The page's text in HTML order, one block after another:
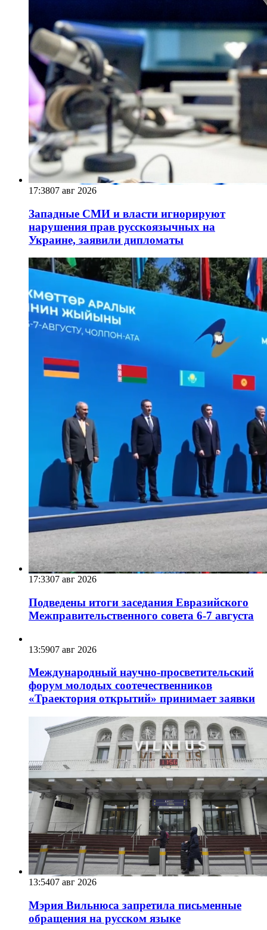
17:3807 авг 2026
Западные СМИ и власти игнорируют
нарушения прав русскоязычных на
Украине, заявили дипломаты
17:3307 авг 2026
Подведены итоги заседания Евразийского
Межправительственного совета 6-7 августа
13:5907 авг 2026
Международный научно-просветительский
форум молодых соотечественников
«Траектория открытий» принимает заявки
13:5407 авг 2026
Мэрия Вильнюса запретила письменные
обращения на русском языке